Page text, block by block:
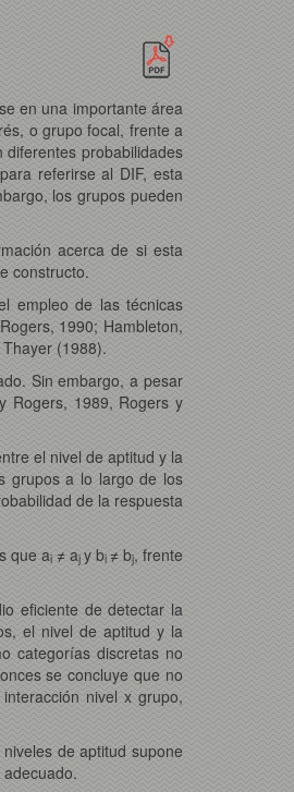
en una importante área
o grupo focal, frente a
probabilidades
referirse al DIF, esta
los grupos pueden
acerca de si esta
constructo.
empleo de las técnicas
1990; Hambleton,
(1988).
Sin embargo, a pesar
Rogers, 1989, Rogers y
el nivel de aptitud y la
grupos a lo largo de los
de la respuesta
que ai≠ aj y bi ≠ bj, frente
eficiente de detectar la
el nivel de aptitud y la
categorías discretas no
se concluye que no
nivel x grupo,
de aptitud supone